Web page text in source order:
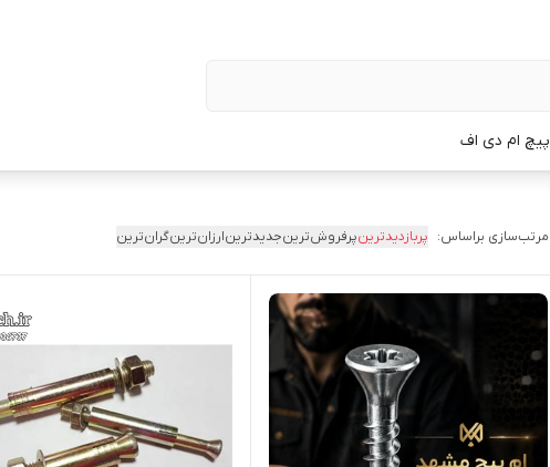
پیچ ام دی اف
مرتب‌سازی براساس: پربازدیدترینپرفروش‌ترینجدیدترینارزان‌ترینگران‌ترین